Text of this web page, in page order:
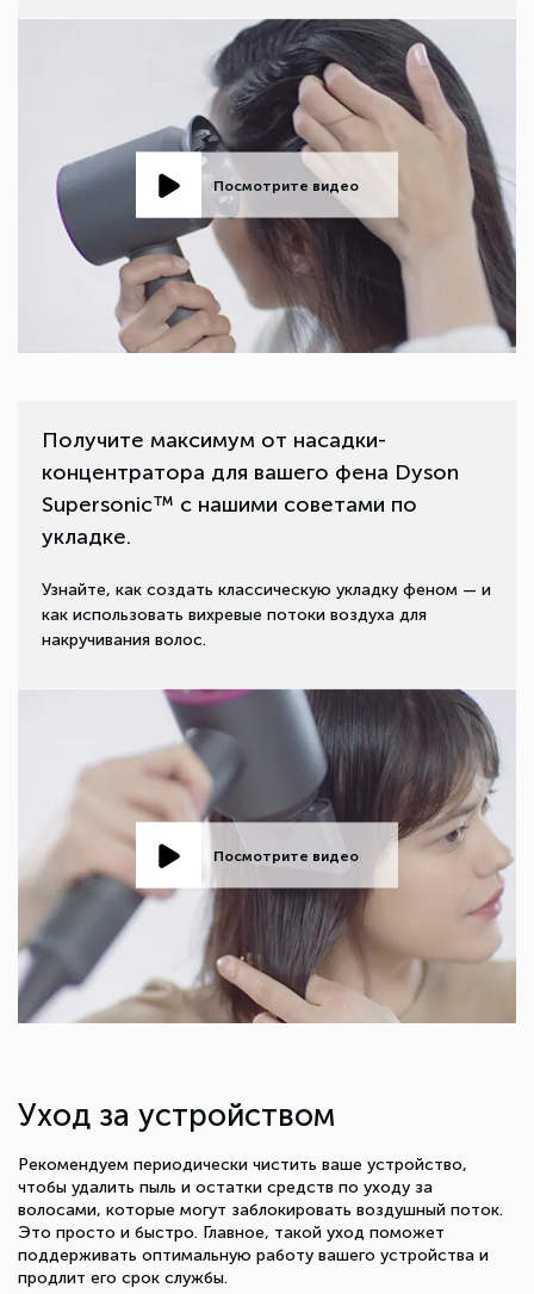
Посмотрите видео
Получите максимум от насадки-
концентратора для вашего фена Dyson
Supersonic™ с нашими советами по
укладке.
Узнайте, как создать классическую укладку феном — и
как использовать вихревые потоки воздуха для
накручивания волос.
Посмотрите видео
Уход за устройством
Рекомендуем периодически чистить ваше устройство,
чтобы удалить пыль и остатки средств по уходу за
волосами, которые могут заблокировать воздушный поток.
Это просто и быстро. Главное, такой уход поможет
поддерживать оптимальную работу вашего устройства и
продлит его срок службы.